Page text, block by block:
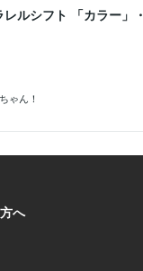
ルシフト 「カラー」・
ゃん！